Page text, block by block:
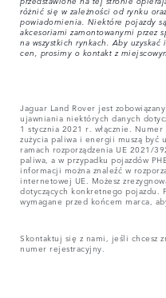
różnić się w zależności od rynku
powiadomienia. Niektóre pojazdy
akcesoriami zamontowanymi przez
na wszystkich rynkach. Aby
cen, prosimy o kontakt z
Jaguar Land Rover jest
ujawniania niektórych danych
1 stycznia 2021 r. włącznie.
zużycia paliwa i energii muszą być
ramach rozporządzenia UE 2021/
paliwa, a w przypadku pojazdów
informacji można znaleźć w
internetowej UE. Możesz
dotyczących konkretnego pojazdu.
wymagane przed końcem marca,
Skontaktuj się z nami, jeśli chcesz
numer rejestracyjny.